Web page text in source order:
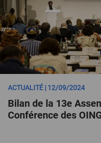
ACTUALITÉ | 12/09/2024
Bilan de la 13e
Conférence des